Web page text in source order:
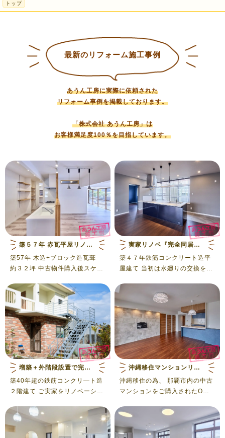
トップ
最新のリフォーム施工事例
あうん工房に実際に依頼された
リフォーム事例を掲載しております。
「株式会社 あうん工房」は
お客様満足度100％を目指しています。
築５７年 赤瓦平屋リノベーション
築57年 木造+ブロック造瓦葺
約３２坪 中古物件購入後スケル
夫婦とお子様（5・9歳）２人の
4人家族 仕事と育児を両立す
る、多忙な共働き世代 特に重点
をおいたのは ・お子様が小さい
うちは広々つかえるように ・効
率のよい家事動線 築57年の間、
増築やリフォームで手を加えて
いたこともあり解体してみたら
想定外なところも多々ありまし
た。 老朽化したところは取替え
や補強をして新たな住まいへと
生まれ変わりました 外壁や外構
は、今回の工事ではさわらず内
部の全面改装工事となります
実家リノベ『完全同居型二世帯住宅』
築４７年鉄筋コンクリート造平
屋建て 当初は水廻りの交換を中
を重ねた結果、コスト面で大き
な差がなかった為、全面改修と
なりました。 リフォームして間
もない浴室とトイレは残して既
存利用としました。 築年数が経
っていることもあり解体してみ
たら、雨漏りや歪み等々、あり
ましたが施主様の迅速で理解あ
る対応のお陰で工程通り進める
ことができました。 親世帯２
名・子世帯４名 打合せでも仲の
良さが伝わるご家族の二世帯住
宅です
増築＋外階段設置で完全分離２世帯住宅
築40年超の鉄筋コンクリ―ト造
２階建て ご実家をリノベーショ
っていることもあり、 建て替え
にするかリノベーションにする
か 数年悩まれた結果 ・両親の
沖縄移住マンションリフォーム
沖縄移住の為、 那覇市内の中古
マンションをご購入されたO様
リフォームをおこないました